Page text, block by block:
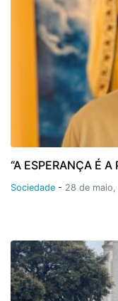
“A ESPERANÇA É A
Sociedade - 28 de